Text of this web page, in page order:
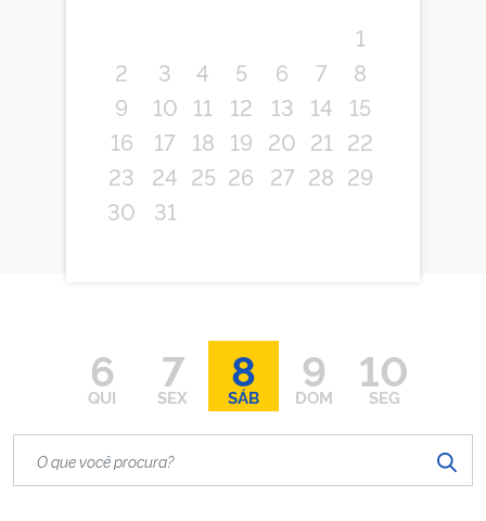
1
2
3 4 5 6 7
8
9
10 11 12 13 14
15
16
17 18 19 20 21
22
23
24 25 26 27 28 29
30
31
6
QUI
7
SEX
8
SÁB
9
DOM
10
SEG